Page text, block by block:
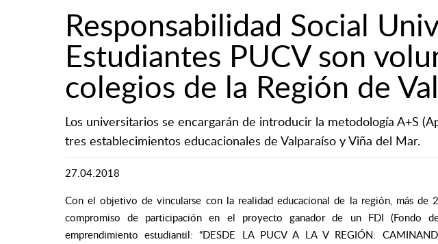
Responsabilidad Social
Estudiantes PUCV son
colegios de la Región de
Los universitarios se encargarán de introducir la metodología A+S
tres establecimientos educacionales de Valparaíso y Viña del Mar.
27.04.2018
Con el objetivo de vincularse con la realidad educacional de la región, más de
compromiso de participación en el proyecto ganador de un FDI (Fondo
emprendimiento estudiantil: “DESDE LA PUCV A LA V REGIÓN: